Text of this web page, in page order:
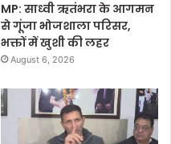
MP: साध्वी ऋतंभरा के आगमन
से गूंजा भोजशाला परिसर,
भक्तों में खुशी की लहर
August 6, 2026